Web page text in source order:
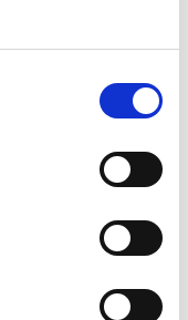
arbejde i
til det